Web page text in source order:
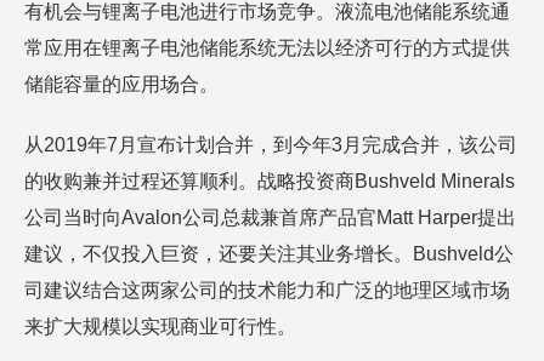
有机会与锂离子电池进行市场竞争。液流电池储能系统通
常应用在锂离子电池储能系统无法以经济可行的方式提供
储能容量的应用场合。
从2019年7月宣布计划合并，到今年3月完成合并，该公司
的收购兼并过程还算顺利。战略投资商Bushveld Minerals
公司当时向Avalon公司总裁兼首席产品官Matt Harper提出
建议，不仅投入巨资，还要关注其业务增长。Bushveld公
司建议结合这两家公司的技术能力和广泛的地理区域市场
来扩大规模以实现商业可行性。